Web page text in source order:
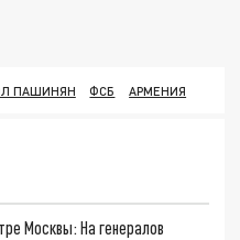
ПАШИНЯН ФСБ АРМЕНИЯ
Москвы: На генералов